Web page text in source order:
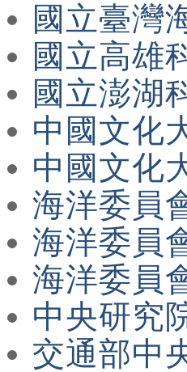
國立臺灣
國立高雄
國立澎湖
中國文化
中國文化
海洋委員
海洋委員
海洋委員
中央研究
交通部中